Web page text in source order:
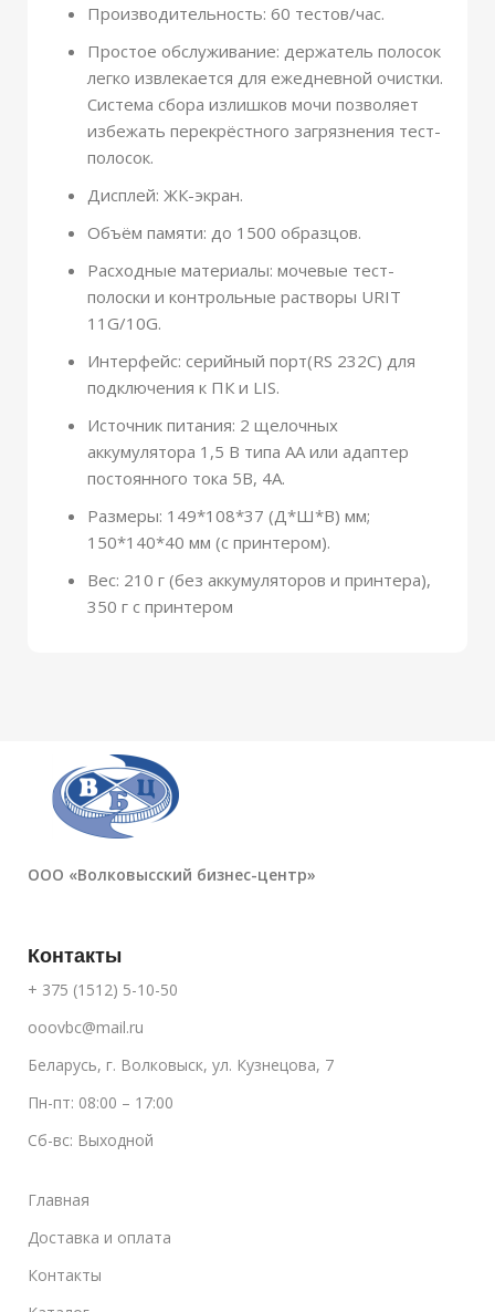
Производительность: 60 тестов/час.
Простое обслуживание: держатель полосок
легко извлекается для ежедневной очистки.
Система сбора излишков мочи позволяет
избежать перекрёстного загрязнения тест-
полосок.
Дисплей: ЖК-экран.
Объём памяти: до 1500 образцов.
Расходные материалы: мочевые тест-
полоски и контрольные растворы URIT
11G/10G.
Интерфейс: серийный порт(RS 232C) для
подключения к ПК и LIS.
Источник питания: 2 щелочных
аккумулятора 1,5 В типа АА или адаптер
постоянного тока 5В, 4А.
Размеры: 149*108*37 (Д*Ш*В) мм;
150*140*40 мм (с принтером).
Вес: 210 г (без аккумуляторов и принтера),
350 г с принтером
ООО «Волковысский бизнес-центр»
Контакты
+ 375 (1512) 5-10-50
ooovbc@mail.ru
Беларусь, г. Волковыск, ул. Кузнецова, 7
Пн-пт: 08:00 – 17:00
Сб-вс: Выходной
Главная
Доставка и оплата
Контакты